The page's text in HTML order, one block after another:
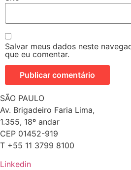
Salvar meus dados neste
que eu comentar.
SÃO PAULO
Av. Brigadeiro Faria Lima,
1.355, 18º andar
CEP 01452-919
T +55 11 3799 8100
Linkedin